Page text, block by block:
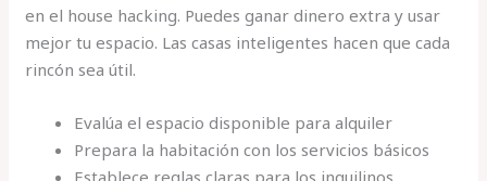
en el house hacking. Puedes ganar dinero extra y usar
mejor tu espacio. Las casas inteligentes hacen que cada
rincón sea útil.
Evalúa el espacio disponible para alquiler
Prepara la habitación con los servicios básicos
Establece reglas claras para los inquilinos